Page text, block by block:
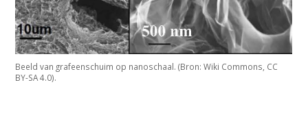
Beeld van grafeenschuim op nanoschaal. (Bron: Wiki Commons, CC
BY-SA 4.0).